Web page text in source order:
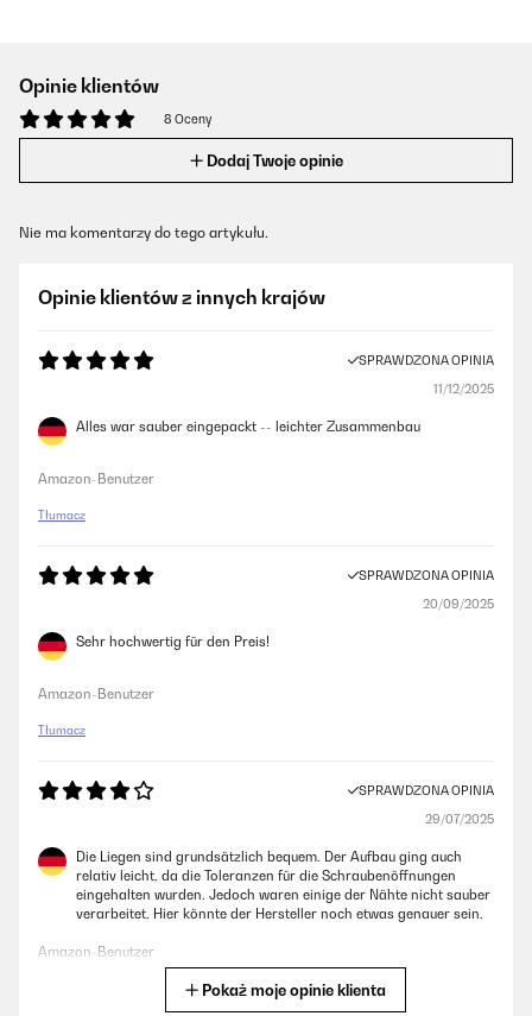
Opinie klientów
8 Oceny
Dodaj Twoje opinie
Nie ma komentarzy do tego artykułu.
Opinie klientów z innych krajów
SPRAWDZONA OPINIA
11/12/2025
Alles war sauber eingepackt -- leichter Zusammenbau
Amazon-Benutzer
Tłumacz
SPRAWDZONA OPINIA
20/09/2025
Sehr hochwertig für den Preis!
Amazon-Benutzer
Tłumacz
SPRAWDZONA OPINIA
29/07/2025
Die Liegen sind grundsätzlich bequem. Der Aufbau ging auch
relativ leicht, da die Toleranzen für die Schraubenöffnungen
eingehalten wurden. Jedoch waren einige der Nähte nicht sauber
verarbeitet. Hier könnte der Hersteller noch etwas genauer sein.
Amazon-Benutzer
Pokaż moje opinie klienta